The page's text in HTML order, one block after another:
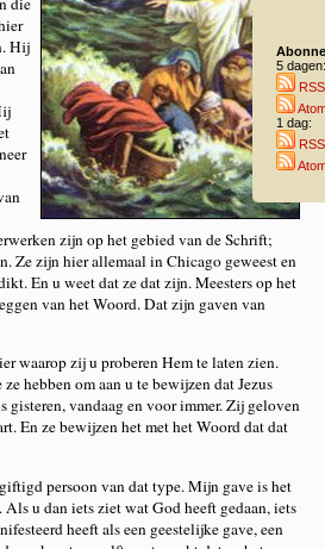
5 dagen:
RSS
1 dag:
RSS
Hij
zijn op het gebied van de Schrift;
Ze zijn hier allemaal in Chicago geweest en
En u weet dat ze dat zijn. Meesters op het
van het Woord. Dat zijn gaven van
waarop zij u proberen Hem te laten zien.
hebben om aan u te bewijzen dat Jezus
gisteren, vandaag en voor immer. Zij geloven
En ze bewijzen het met het Woord dat dat
persoon van dat type. Mijn gave is het
u dan iets ziet wat God heeft gedaan, iets
heeft als een geestelijke gave, een